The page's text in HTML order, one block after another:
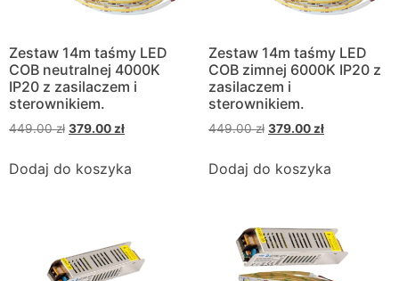
Zestaw 14m taśmy LED
COB neutralnej 4000K
IP20 z zasilaczem i
sterownikiem.
449.00zł 379.00 zł
Dodaj do koszyka
Zestaw 14m taśmy LED
COB zimnej 6000K IP20 z
zasilaczem i
sterownikiem.
449.00zł 379.00 zł
Dodaj do koszyka